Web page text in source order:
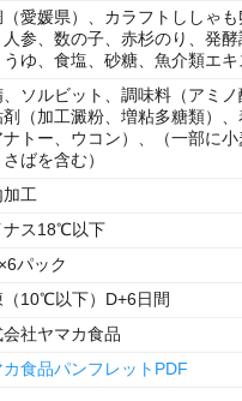
（愛媛県）、カラフトししゃ
参、数の子、赤杉のり、発酵
うゆ、食塩、砂糖、魚介類エキ
ソルビット、調味料（アミノ
剤（加工澱粉、増粘多糖類）
ナトー、ウコン）、（一部に
ばを含む）
加工
ナス18℃以下
パック
（10℃以下）D+6日間
社ヤマカ食品
カ食品パンフレットPDF